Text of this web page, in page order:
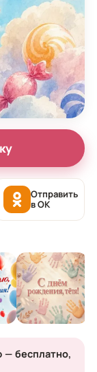
Отправить
в OK
— бесплатно,